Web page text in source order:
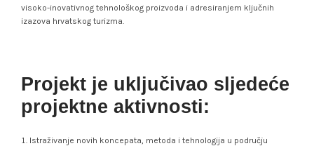
visoko-inovativnog tehnološkog proizvoda i adresiranjem ključnih
izazova hrvatskog turizma.
Projekt je uključivao sljedeće
projektne aktivnosti:
Istraživanje novih koncepata, metoda i tehnologija u području